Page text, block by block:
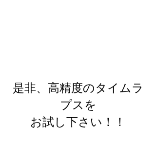
是非、高精度のタイムラ
プスを
お試し下さい！！